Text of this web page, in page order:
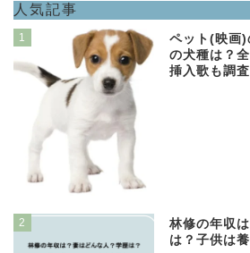
人気記事
1
ペット(映画)
の犬種は？
挿入歌も調査
2
林修の年収
は？子供は